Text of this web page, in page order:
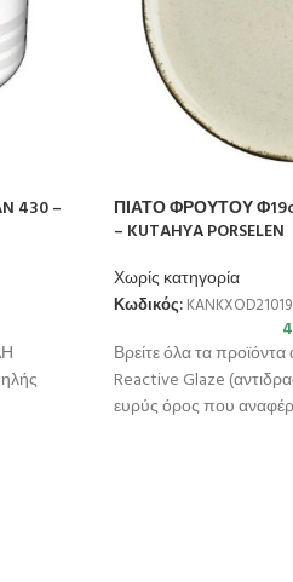
430 –
ΠΙΑΤΟ ΦΡΟΥΤΟΥ
– KUTAHYA PORSELEN
Χωρίς κατηγορία
Κωδικός: KANKXOD21019
Βρείτε όλα τα
Reactive Glaze
ευρύς όρος που